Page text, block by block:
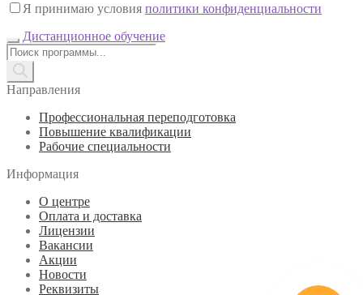
Я принимаю условия политики конфиденциальности
Дистанционное обучение
Поиск
товаров
Направления
Профессиональная переподготовка
Повышение квалификации
Рабочие специальности
Информация
О центре
Оплата и доставка
Лицензии
Вакансии
Акции
Новости
Реквизиты